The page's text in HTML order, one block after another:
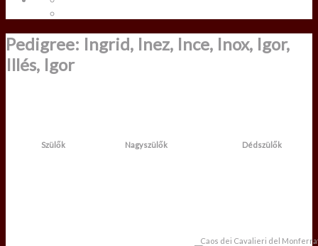
Pedigree: Ingrid, Inez, Ince, Inox, Igor,
Illés, Igor
Szülők Nagyszülők Dédszülők
Caos dei Cavalieri del